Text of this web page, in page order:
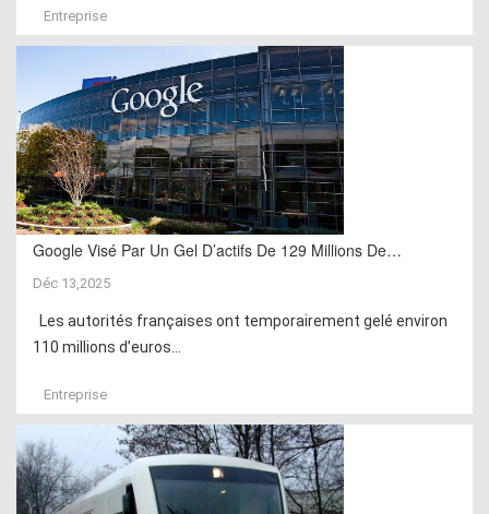
Entreprise
Google Visé Par Un Gel D’actifs De 129 Millions De…
Déc 13,2025
Les autorités françaises ont temporairement gelé environ
110 millions d’euros...
Entreprise